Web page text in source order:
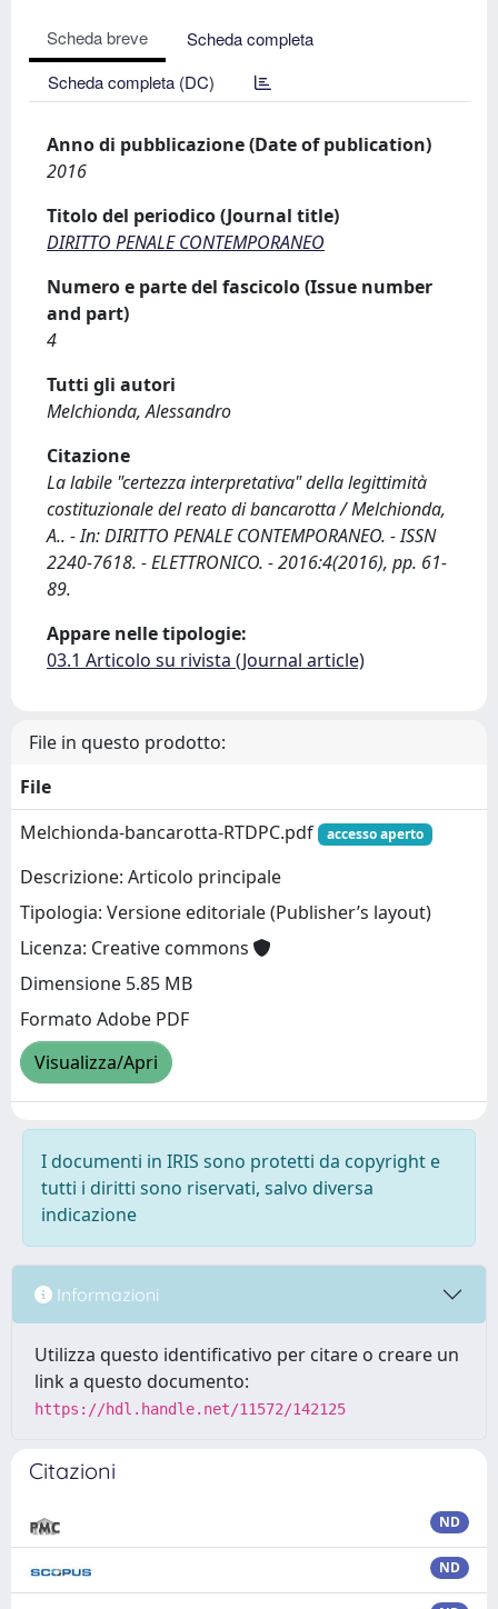
Scheda breve
Scheda completa
Scheda completa (DC)
Anno di pubblicazione (Date of publication)
2016
Titolo del periodico (Journal title)
DIRITTO PENALE CONTEMPORANEO
Numero e parte del fascicolo (Issue number
and part)
4
Tutti gli autori
Melchionda, Alessandro
Citazione
La labile "certezza interpretativa" della legittimità
costituzionale del reato di bancarotta / Melchionda,
A.. - In: DIRITTO PENALE CONTEMPORANEO. - ISSN
2240-7618. - ELETTRONICO. - 2016:4(2016), pp. 61-
89.
Appare nelle tipologie:
03.1 Articolo su rivista (Journal article)
File in questo prodotto:
File
Melchionda-bancarotta-RTDPC.pdf
accesso aperto
Descrizione: Articolo principale
Tipologia: Versione editoriale (Publisher’s layout)
Licenza: Creative commons
Dimensione 5.85 MB
Formato Adobe PDF
Visualizza/Apri
I documenti in IRIS sono protetti da copyright e
tutti i diritti sono riservati, salvo diversa
indicazione
Informazioni
Utilizza questo identificativo per citare o creare un
link a questo documento:
https://hdl.handle.net/11572/142125
Citazioni
ND
ND